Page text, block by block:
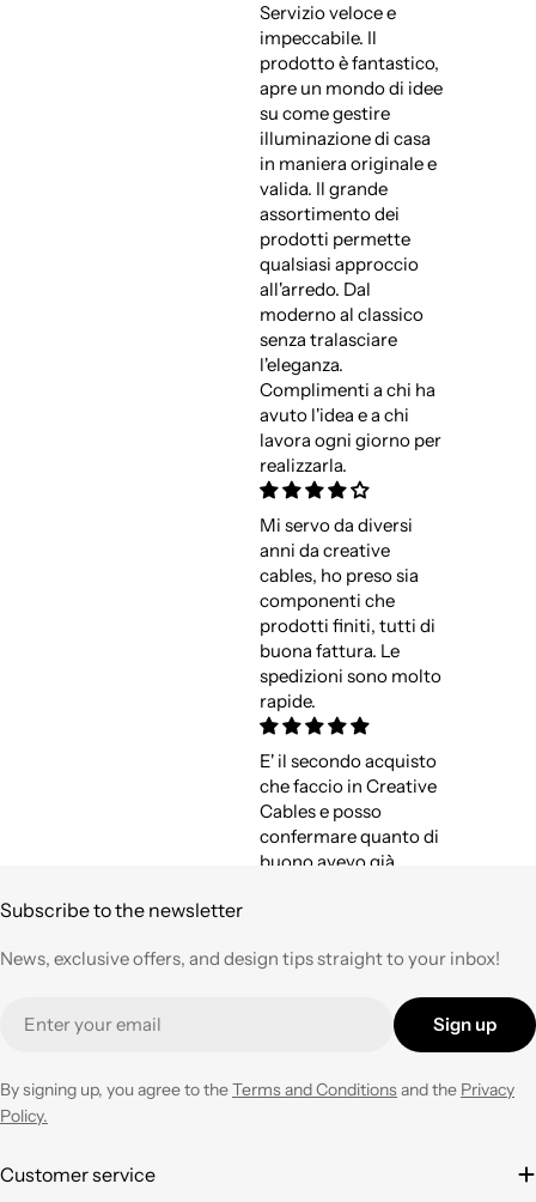
Servizio veloce e
impeccabile. Il
prodotto è fantastico,
apre un mondo di idee
su come gestire
illuminazione di casa
in maniera originale e
valida. Il grande
assortimento dei
prodotti permette
qualsiasi approccio
all'arredo. Dal
moderno al classico
senza tralasciare
l'eleganza.
Complimenti a chi ha
avuto l'idea e a chi
lavora ogni giorno per
realizzarla.
Mi servo da diversi
anni da creative
cables, ho preso sia
componenti che
prodotti finiti, tutti di
buona fattura. Le
spedizioni sono molto
rapide.
E' il secondo acquisto
che faccio in Creative
Cables e posso
confermare quanto di
buono avevo già
velocità nell'evasione
prezzo corretto !
Tornerò su questo
ne avrò necessità con
Subscribe to the newsletter
News, exclusive offers, and design tips straight to your inbox!
Sign up
By signing up, you agree to theTerms and Conditions and the Privacy
Policy.
Customer service